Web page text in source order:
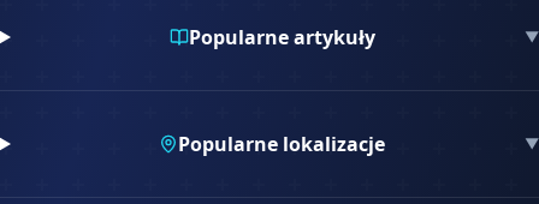
Popularne artykuły ▼
Popularne lokalizacje ▼